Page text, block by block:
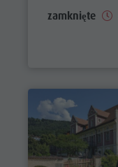
zamknięte